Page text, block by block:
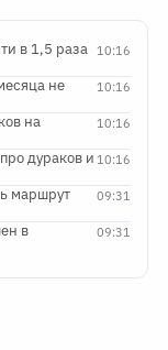
10:16
в 1,5 раза
10:16
не
10:16
на
10:16
дураков и
09:31
маршрут
09:31
в